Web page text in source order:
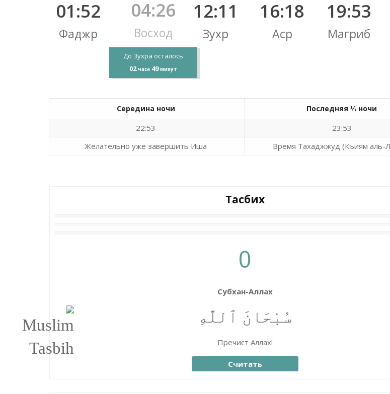
01:52
Фаджр
04:26
Восход
До Зухра осталось
02 часа 49 минут
12:11
Зухр
16:18
Аср
19:53
Магриб
Середина ночи Последняя ⅓ ночи
22:53
23:53
Желательно уже завершить Иша
Время Тахаджжуд (Къиям аль-
Тасбих
0
Субхан-Аллах
سُبْحَانَ ٱللَّٰهِ
Пречист Аллах!
Считать